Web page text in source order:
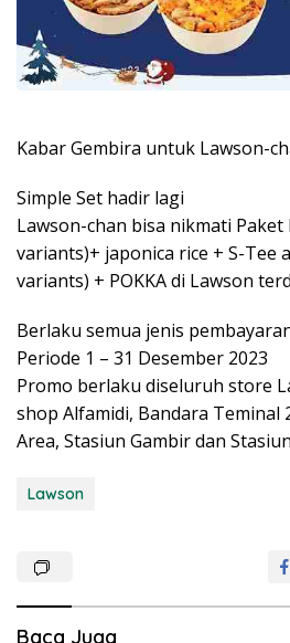
Kabar Gembira untuk Lawson-
Simple Set hadir lagi
Lawson-chan bisa nikmati Paket
variants)+ japonica rice + S-Tee
variants) + POKKA di Lawson
Berlaku semua jenis
Periode 1 – 31 Desember 2023
Promo berlaku diseluruh store
shop Alfamidi, Bandara Teminal
Area, Stasiun Gambir dan
Lawson
Baca Juga